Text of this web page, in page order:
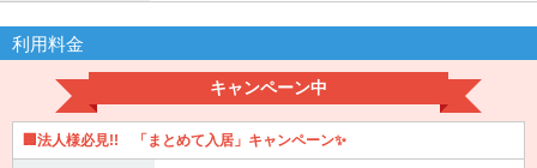
利用料金
キャンペーン中
🏢法人様必見!! 「まとめて入居」キャンペーン✨